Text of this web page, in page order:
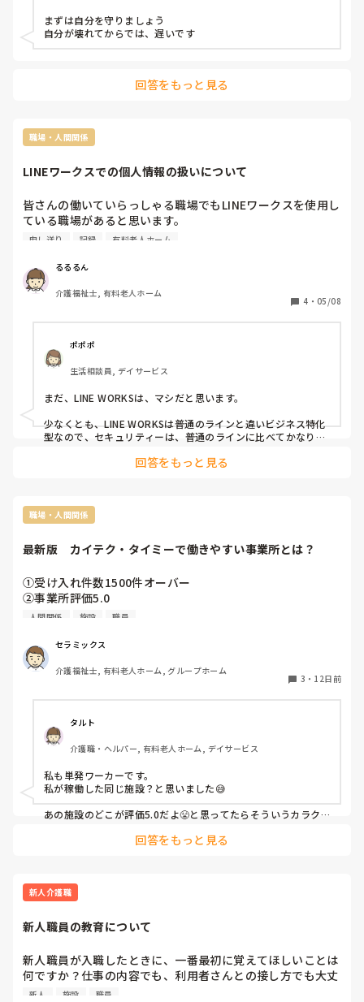
まずは自分を守りましょう
自分が壊れてからでは、遅いです
回答をもっと見る
職場・人間関係
LINEワークスでの個人情報の扱いについて
皆さんの働いていらっしゃる職場でもLINEワークスを使用し
ている職場があると思います。
私の職場でもLINEワークスを使って、日々の入居者様の申し
ってしまい、職員の中には自分の携帯にLINEワークスを入れ
て、勤務外の時間に見ている人もいるようです。
これは、個人情報を外に出していることにはならないのでし
私は怖くてしていません。
ちなみに、情報の内容は介助方法、お薬の情報、既往歴、家
申し送り 記録 有料老人ホーム
るるるん
介護福祉士, 有料老人ホーム
4 ・ 05/08
ポポポ
生活相談員, デイサービス
まだ、LINE WORKSは、マシだと思います。
少なくとも、LINE WORKSは普通のラインと違いビジネス特化
型なので、セキュリティーは、普通のラインに比べてかなり高
じゃない？
在宅ワークも問題になりません？社外に出しまくり。情報が全
デイサービスですが、今時は、居宅ケアマネさんを見ていた
ら、普通のLINEで家族とやり取りされてるのが、当たり前にな
ってますが、そちらの方が怖いかも。と思います。
もう一つ、個人情報の流出は怖いし、管理を徹底した方が良い
に決まってますが、こう言うニュースの大半が、役所じゃな
い？たま～に大手企業。でも、ほとんど役所関係、国関係です
回答をもっと見る
職場・人間関係
最新版　カイテク・タイミーで働きやすい事業所とは？
①受け入れ件数1500件オーバー
②事業所評価5.0
③レビューで批判的なコメントがほとんどない
カイテクで、この3条件を満たしている情報を目にすると
「この事業所いいかも」と思うかもしれません…
代表格です。それはなぜか？
①そもそも受け入れ件数が多い。同一日に複数人募集してい
る。日勤帯も夜勤帯も絶賛同時募集！　働きやすい事業所だ
ったら、そんなに募集する必要がありません。受け入れ件数
が多い事業所の、これまた典型的な特徴として「教えるのを
面倒くさがる。カットする」というものがあります。初めて
と言うと「初めてですかぁ😮‍💨」とボヤかれる率も高い。
②事業所がリセットすれば、評価点は5や4.9に容易に変わり
③批判的なコメントがなく「優しく対応してくださいまし
た」的なものばっかりというのは、要は批判的なコメントを
せっせと削除しているということです。
働きやすい事業所とは、毎日ではなく時折、募集をかけてく
る施設。毎日のように募集をかけていたとしても、すぐに埋
まってしまう（募集をかけて数十分から数時間の内に）。持
ち運べる入居者様のADL情報の資料がある。指示が曖昧では
人間関係 施設 職員
セラミックス
介護福祉士, 有料老人ホーム, グループホーム
3 ・ 12日前
タルト
介護職・ヘルパー, 有料老人ホーム, デイサービス
私も単発ワーカーです。
私が稼働した同じ施設？と思いました😅
あの施設のどこが評価5.0だよ😤と思ってたらそういうカラク
コメントもアテにならないのばっかり。
優しく教えるスタッフなんかいなかったけど？放置だよ？
がカイテクから泣きつかれたこともあり、コメント必ず載せて
毎日複数募集していてもリピーターが多い施設もあります。ス
タッフ全員が人当たりがとても良く、やはりワーカーが施設の
評価として一番重要視するところかなと感じます。
回答をもっと見る
新人介護職
新人職員の教育について
新人職員が入職したときに、一番最初に覚えてほしいことは
何ですか？仕事の内容でも、利用者さんとの接し方でも大丈
夫です。みなさんの施設で大切にしていることがあれば教え
新人 施設 職員